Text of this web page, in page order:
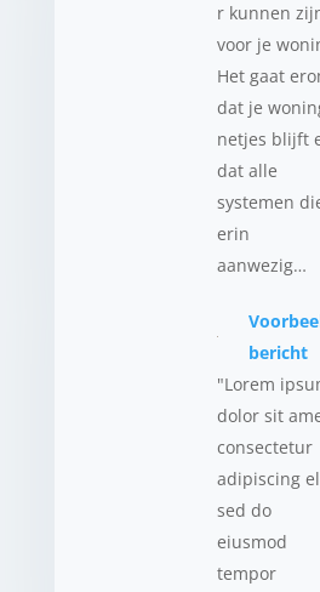
r kunnen
voor je
Het gaat
dat je
netjes blijft
dat alle
systemen
erin
aanwezig…
bericht
"Lorem
dolor sit
consectetur
adipiscing
sed do
eiusmod
tempor